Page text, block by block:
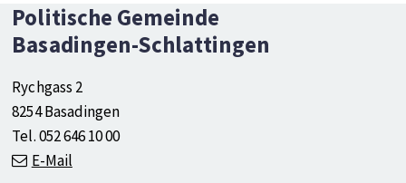
Footer
Politische Gemeinde
Basadingen-Schlattingen
Rychgass 2
8254 Basadingen
Tel. 052 646 10 00
E-Mail
Social Media